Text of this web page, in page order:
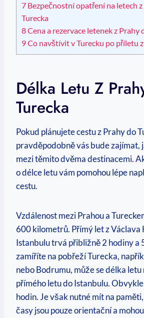
7 Bezpečnostní opatření na letech
Turecka
8Cena a rezervace letenek z Prahy
9Co navštívit v Turecku po příletu
Délka Letu Z
Turecka
Pokud plánujete cestu z Prahy do
pravděpodobně vás bude zajímat,
mezi těmito dvěma destinacemi.
o délce letu vám pomohou lépe
cestu.
Vzdálenost mezi Prahou a
600 kilometrů. Přímý let z Václava
Istanbulu trvá přibližně 2 hodiny a
zamíříte na pobřeží Turecka,
nebo Bodrumu, může se délka
přímého letu do Istanbulu.
hodin. Je však nutné mít na
časy jsou pouze orientační a